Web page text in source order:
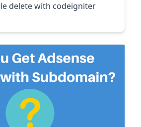
delete with codeigniter